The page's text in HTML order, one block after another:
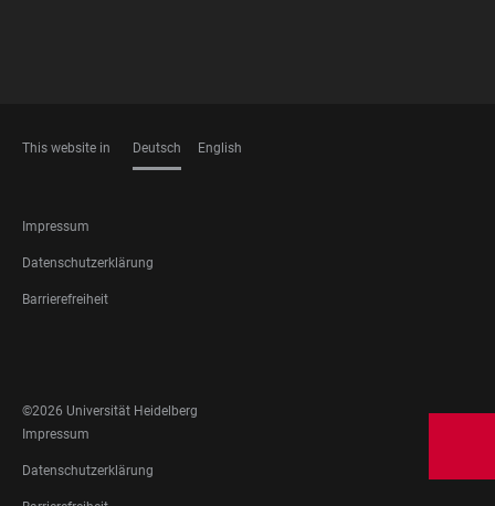
This website in Deutsch English
FOOTER
LEGAL
Impressum
Datenschutzerklärung
Barrierefreiheit
MEDIA
©2026 Universität Heidelberg
FOOTER
LEGAL
Impressum
Datenschutzerklärung